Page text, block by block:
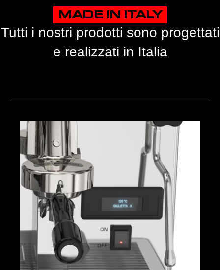
MADE IN ITALY
Tutti i nostri prodotti sono progettati
e realizzati in Italia